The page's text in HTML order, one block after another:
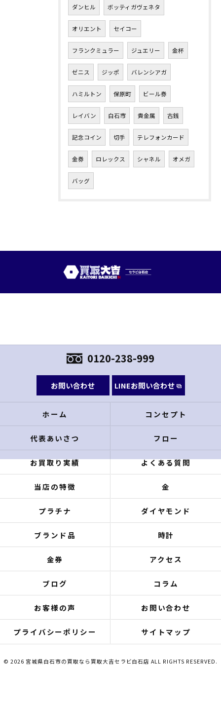
ダンヒル ボッティガヴェネタ
オリエント セイコー
フランクミュラー ジュエリー 金杯
ゼニス ジッポ バレンシアガ
ハミルトン 保原町 ビール券
レイバン 白石市 貴金属 古銭
記念コイン 切手 テレフォンカード
金券 ロレックス シャネル オメガ
バッグ
0120-238-999
お問い合わせ LINEお問い合わせ
ホーム コンセプト
代表あいさつ フロー
お買取り実績 よくある質問
当店の特徴 金
プラチナ ダイヤモンド
ブランド品 時計
金券 アクセス
ブログ コラム
お客様の声 お問い合わせ
プライバシーポリシー サイトマップ
© 2026 宮城県白石市の買取なら買取大吉セラビ白石店 ALL RIGHTS RESERVED.